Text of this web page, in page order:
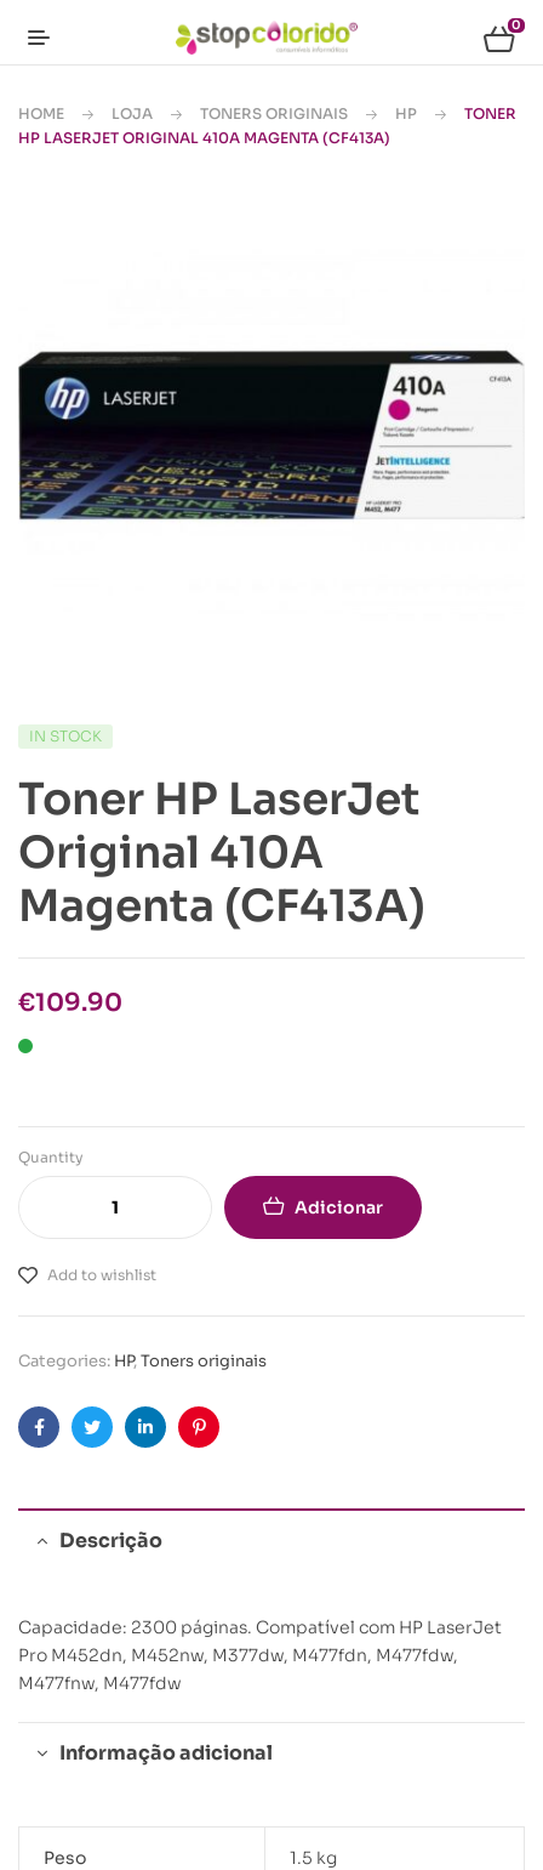
0
HOME LOJA TONERS ORIGINAIS HP
TONER
HP LASERJET ORIGINAL 410A MAGENTA (CF413A)
IN STOCK
Toner HP LaserJet
Original 410A
Magenta (CF413A)
€109.90
Quantity
Adicionar
Add to wishlist
Categories: HP,Toners originais
FacebookTwitterLinkedinPinterest
Descrição
Capacidade: 2300 páginas. Compatível com HP LaserJet
Pro M452dn, M452nw, M377dw, M477fdn, M477fdw,
M477fnw, M477fdw
Informação adicional
Peso 1.5 kg